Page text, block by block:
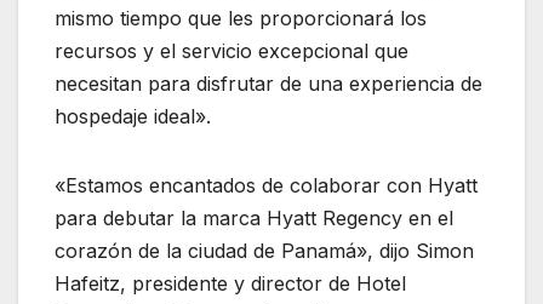
mismo tiempo que les proporcionará los
recursos y el servicio excepcional que
necesitan para disfrutar de una experiencia de
hospedaje ideal».
«Estamos encantados de colaborar con Hyatt
para debutar la marca Hyatt Regency en el
corazón de la ciudad de Panamá», dijo Simon
Hafeitz, presidente y director de Hotel